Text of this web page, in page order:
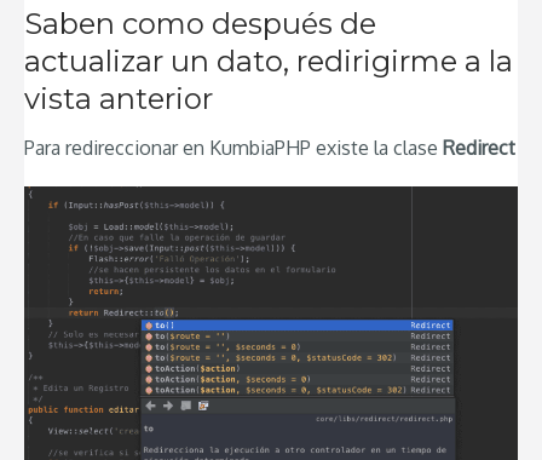
Saben como después de
actualizar un dato, redirigirme a la
vista anterior
Para redireccionar en KumbiaPHP existe la clase Redirect